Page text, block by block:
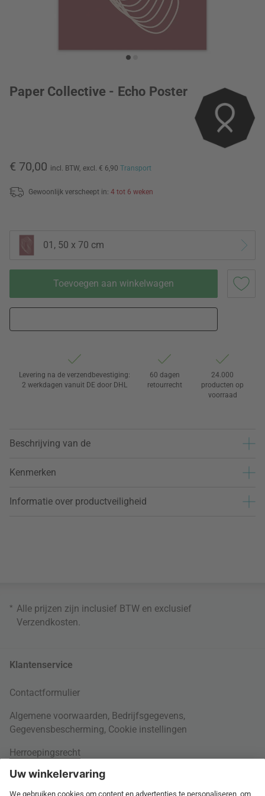
Paper Collective - Echo Poster
€ 70,00 incl. BTW, excl. € 6,90 Transport
Gewoonlijk verscheept in: 4 tot 6 weken
01, 50 x 70 cm
Toevoegen aan winkelwagen
Levering na de verzendbevestiging:
2 werkdagen vanuit DE door DHL
60 dagen
retourrecht
24.000
producten op
voorraad
Beschrijving van de
Kenmerken
Informatie over productveiligheid
* Alle prijzen zijn inclusief BTW en exclusief
Verzendkosten
Klantenservice
Contactformulier
Algemene voorwaarden, Bedrijfsgegevens,
Gegevensbescherming, Cookie instellingen
Herroepingsrecht
Rondom je bestelling